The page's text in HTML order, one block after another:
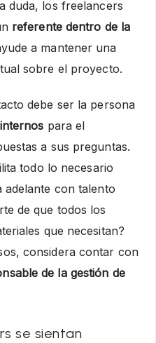
duda, los freelancers
referente dentro de la
a mantener una
sobre el proyecto.
debe ser la persona
para el
a sus preguntas.
todo lo necesario
adelante con talento
de que todos los
que necesitan?
considera contar con
de la gestión de
se sientan